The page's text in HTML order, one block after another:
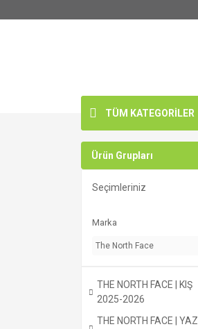
TÜM KATEGORİLER
Ürün Grupları
Seçimleriniz
Marka
The North Face
THE NORTH FACE | KIŞ
2025-2026
THE NORTH FACE | YAZ